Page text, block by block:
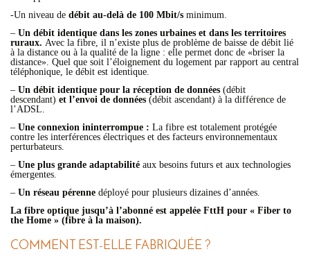
-Un niveau de débit au-delà de 100 Mbit/s minimum.
– Un débit identique dans les zones urbaines et dans les territoires
ruraux. Avec la fibre, il n’existe plus de problème de baisse de débit lié
à la distance ou à la qualité de la ligne : elle permet donc de «briser la
distance». Quel que soit l’éloignement du logement par rapport au central
téléphonique, le débit est identique.
– Un débit identique pour la réception de données (débit
descendant) et l’envoi de données (débit ascendant) à la différence de
l’ADSL.
– Une connexion ininterrompue : La fibre est totalement protégée
contre les interférences électriques et des facteurs environnementaux
perturbateurs.
– Une plus grande adaptabilité aux besoins futurs et aux technologies
émergentes.
– Un réseau pérenne déployé pour plusieurs dizaines d’années.
La fibre optique jusqu’à l’abonné est appelée FttH pour « Fiber to
the Home » (fibre à la maison).
COMMENT EST-ELLE FABRIQUÉE ?